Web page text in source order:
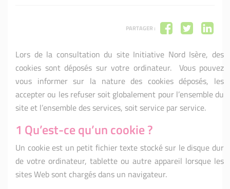
PARTAGER :
Lors de la consultation du site Initiative Nord Isère, des
cookies sont déposés sur votre ordinateur. Vous pouvez
vous informer sur la nature des cookies déposés, les
accepter ou les refuser soit globalement pour l’ensemble du
site et l’ensemble des services, soit service par service.
1 Qu’est-ce qu’un cookie ?
Un cookie est un petit fichier texte stocké sur le disque dur
de votre ordinateur, tablette ou autre appareil lorsque les
sites Web sont chargés dans un navigateur.